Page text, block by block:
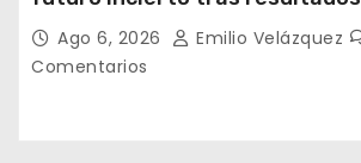
decepcionantes
Ago 6, 2026 Emilio Velázquez
Comentarios